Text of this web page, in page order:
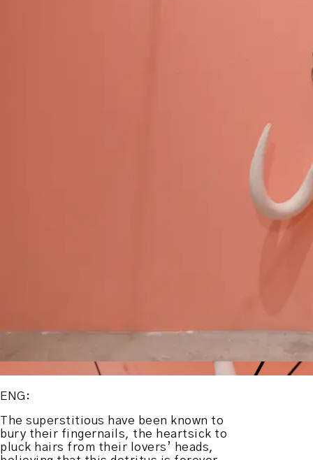
ENG:
The superstitious have been known to
bury their fingernails, the heartsick to
pluck hairs from their lovers’ heads,